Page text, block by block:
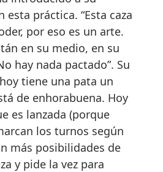
esta práctica. “Esta caza
por eso es un arte.
en su medio, en su
hay nada pactado”. Su
tiene una pata un
de enhorabuena. Hoy
es lanzada (porque
los turnos según
más posibilidades de
y pide la vez para